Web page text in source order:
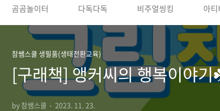
곰곰놀이터 다독다독 비주얼씽킹 아
참쌤스쿨 생필품(생태전환교육)
[구래책] 앵커씨의 행복이야
by 참쌤스쿨 2023. 11. 23.